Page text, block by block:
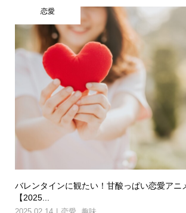
恋愛
バレンタインに観たい！甘酸っぱい恋愛アニ
【2025...